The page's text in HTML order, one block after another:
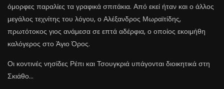
όμορφες παραλίες τα γραφικά σπιτάκια. Από εκεί ήταν και ο άλλος
μεγάλος τεχνίτης του λόγου, ο Αλέξανδρος Μωραϊτίδης,
πρωτότοκος γιος ανάμεσα σε επτά αδέρφια, ο οποίος εκοιμήθη
καλόγερος στο Άγιο Όρος.
Οι κοντινές νησίδες Ρέπι και Τσουγκριά υπάγονται διοικητικά στη
Σκιάθο…